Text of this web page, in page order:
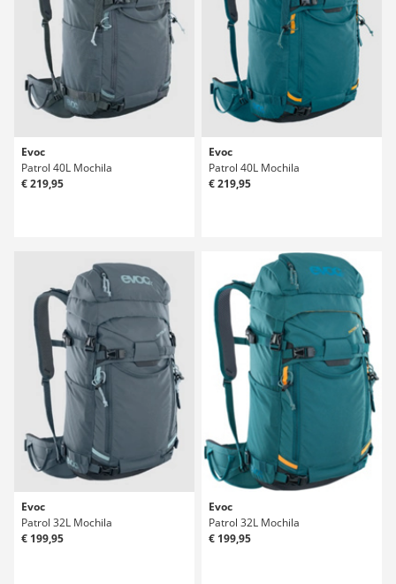
Evoc
Patrol 40L Mochila
€ 219,95
Evoc
Patrol 40L Mochila
€ 219,95
Evoc
Patrol 32L Mochila
€ 199,95
Evoc
Patrol 32L Mochila
€ 199,95